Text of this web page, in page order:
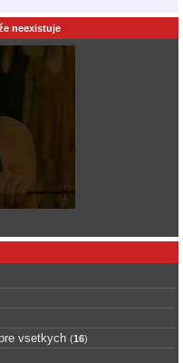
neexistuje
vsetkych (16)